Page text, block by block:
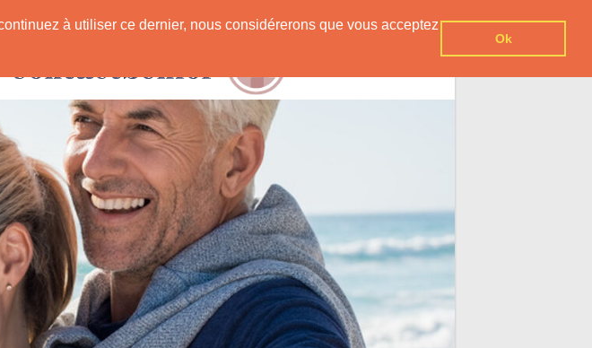
à utiliser ce dernier, nous considérerons que vous acceptez
Ok